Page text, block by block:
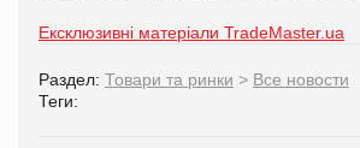
Ексклюзивні матеріали TradeMaster.ua
Раздел: Товари та ринки > Все новости
Теги: